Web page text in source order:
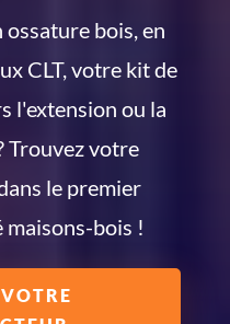
bois, en
CLT, votre kit de
l'extension ou la
Trouvez votre
le premier
maisons-bois !